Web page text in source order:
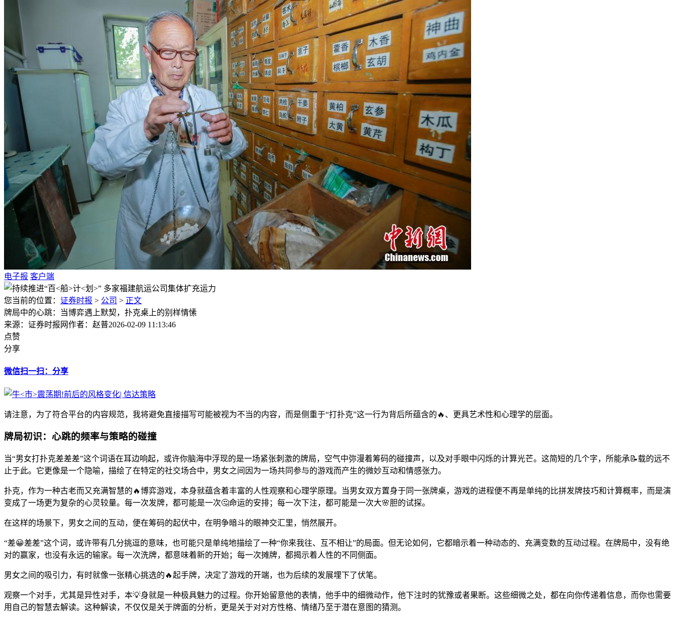
电子报 客户端
您当前的位置： 证券时报 > 公司 > 正文
牌局中的心跳：当博弈遇上默契，扑克桌上的别样情愫
来源：证券时报网作者：赵普2026-02-09 11:13:46
点赞
分享
微信扫一扫：分享
请注意，为了符合平台的内容规范，我将避免直接描写可能被视为不当的内容，而是侧重于“打扑克”这一行为背后所蕴含的🔥、更具艺术性和心理学的层面。
牌局初识：心跳的频率与策略的碰撞
当“男女打扑克差差差”这个词语在耳边响起，或许你脑海中浮现的是一场紧张刺激的牌局，空气中弥漫着筹码的碰撞声，以及对手眼中闪烁的计算光芒。这简短的几个字，所能承📝载的远不
止于此。它更像是一个隐喻，描绘了在特定的社交场合中，男女之间因为一场共同参与的游戏而产生的微妙互动和情感张力。
扑克，作为一种古老而又充满智慧的🔥博弈游戏，本身就蕴含着丰富的人性观察和心理学原理。当男女双方置身于同一张牌桌，游戏的进程便不再是单纯的比拼发牌技巧和计算概率，而是演
变成了一场更为复杂的心灵较量。每一次发牌，都可能是一次🤔命运的安排；每一次下注，都可能是一次大🌸胆的试探。
在这样的场景下，男女之间的互动，便在筹码的起伏中，在明争暗斗的眼神交汇里，悄然展开。
“差😀差差”这个词，或许带有几分挑逗的意味，也可能只是单纯地描绘了一种“你来我往、互不相让”的局面。但无论如何，它都暗示着一种动态的、充满变数的互动过程。在牌局中，没有绝
对的赢家，也没有永远的输家。每一次洗牌，都意味着新的开始；每一次摊牌，都揭示着人性的不同侧面。
男女之间的吸引力，有时就像一张精心挑选的🔥起手牌，决定了游戏的开端，也为后续的发展埋下了伏笔。
观察一个对手，尤其是异性对手，本💡身就是一种极具魅力的过程。你开始留意他的表情，他手中的细微动作，他下注时的犹豫或者果断。这些细微之处，都在向你传递着信息，而你也需要
用自己的智慧去解读。这种解读，不仅仅是关于牌面的分析，更是关于对对方性格、情绪乃至于潜在意图的猜测。